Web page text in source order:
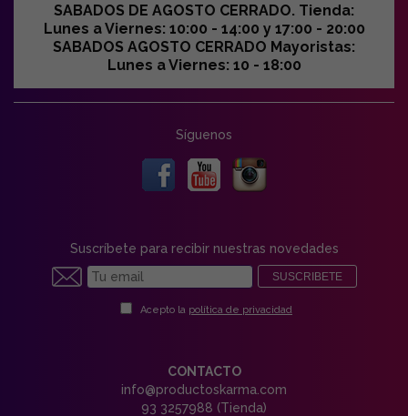
SABADOS DE AGOSTO CERRADO. Tienda:
Lunes a Viernes: 10:00 - 14:00 y 17:00 - 20:00
SABADOS AGOSTO CERRADO Mayoristas:
Lunes a Viernes: 10 - 18:00
Síguenos
Suscríbete para recibir nuestras novedades
SUSCRIBETE
Acepto la política de privacidad
CONTACTO
info@productoskarma.com
93 3257988 (Tienda)